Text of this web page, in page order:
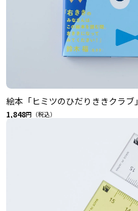
絵本「ヒミツのひだりききクラブ」
1,848円（税込）